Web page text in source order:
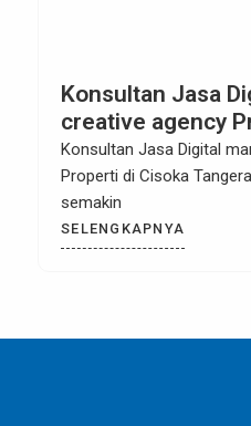
Konsultan Jasa
creative agency
Cisoka Tangerang
Konsultan Jasa Digital
Properti di Cisoka
semakin
SELENGKAPNYA